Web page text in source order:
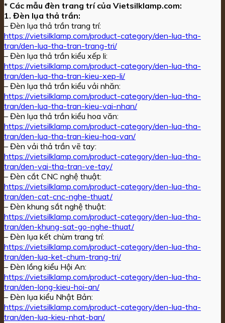
* Các mẫu đèn trang trí của Vietsilklamp.com:
1. Đèn lụa thả trần:
– Đèn lụa thả trần trang trí:
https://vietsilklamp.com/product-category/den-lua-tha-
tran/den-lua-tha-tran-trang-tri/
– Đèn lụa thả trần kiểu xếp li:
https://vietsilklamp.com/product-category/den-lua-tha-
tran/den-lua-tha-tran-kieu-xep-li/
– Đèn lụa thả trần kiểu vải nhăn:
https://vietsilklamp.com/product-category/den-lua-tha-
tran/den-lua-tha-tran-kieu-vai-nhan/
– Đèn lụa thả trần kiểu hoa văn:
https://vietsilklamp.com/product-category/den-lua-tha-
tran/den-lua-tha-tran-kieu-hoa-van/
– Đèn vải thả trần vẽ tay:
https://vietsilklamp.com/product-category/den-lua-tha-
tran/den-vai-tha-tran-ve-tay/
– Đèn cắt CNC nghệ thuật:
https://vietsilklamp.com/product-category/den-lua-tha-
tran/den-cat-cnc-nghe-thuat/
– Đèn khung sắt nghệ thuật:
https://vietsilklamp.com/product-category/den-lua-tha-
tran/den-khung-sat-go-nghe-thuat/
– Đèn lụa kết chùm trang trí:
https://vietsilklamp.com/product-category/den-lua-tha-
tran/den-lua-ket-chum-trang-tri/
– Đèn lồng kiểu Hội An:
https://vietsilklamp.com/product-category/den-lua-tha-
tran/den-long-kieu-hoi-an/
– Đèn lụa kiểu Nhật Bản:
https://vietsilklamp.com/product-category/den-lua-tha-
tran/den-lua-kieu-nhat-ban/